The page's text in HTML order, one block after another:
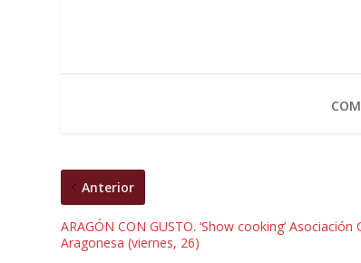
Anterior
ARAGÓN CON GUSTO. ‘Show cooking’ Asociación
Aragonesa (viernes, 26)